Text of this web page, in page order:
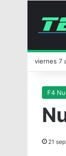
viernes 7
F4
21